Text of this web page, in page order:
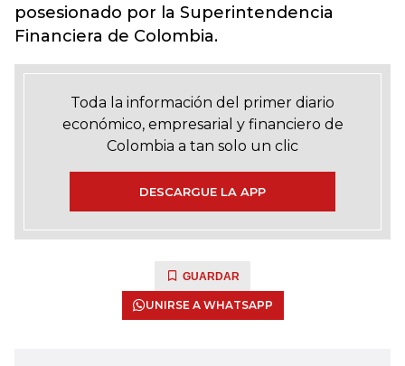
posesionado por la Superintendencia
Financiera de Colombia.
Toda la información del primer diario
económico, empresarial y financiero de
Colombia a tan solo un clic
DESCARGUE LA APP
GUARDAR
UNIRSE A WHATSAPP